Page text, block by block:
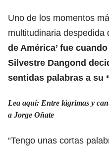
Uno de los momentos
multitudinaria despedida
de América’ fue
Silvestre Dangond
sentidas palabras a su
Lea aquí: Entre lágrimas y
a Jorge Oñate
“Tengo unas cortas